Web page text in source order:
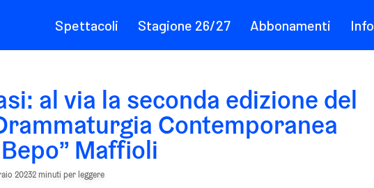
Spettacoli Stagione 26/27 Abbonamenti Info
al via la seconda edizione del
Contemporanea
Maffioli
20232 minuti per leggere